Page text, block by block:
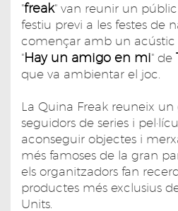
"freak" van reunir un
festiu previ a les festes de
començar amb un
"Hay un amigo en mi" de
que va ambientar el joc.
La Quina Freak reuneix
seguidors de series i
aconseguir objectes i
més famoses de la gran
els organitzadors fan
productes més exclusius
Units.